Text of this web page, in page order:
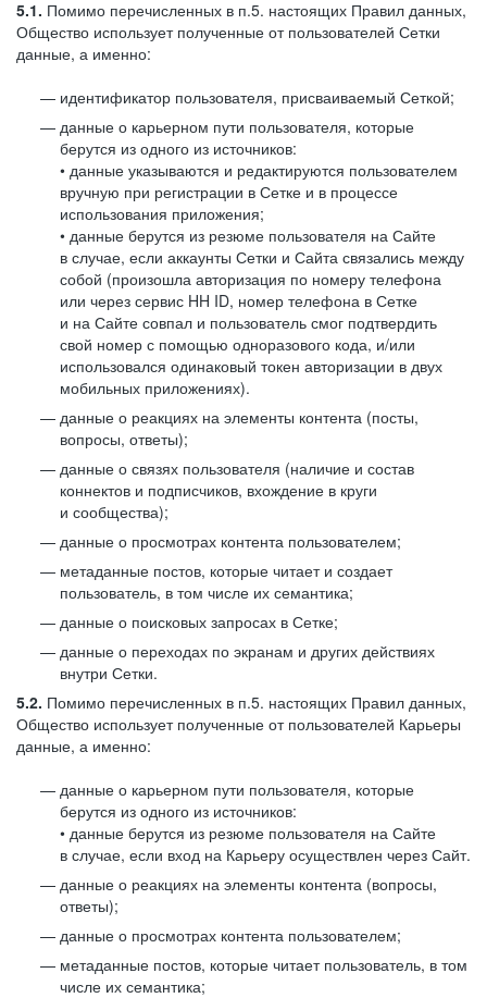
5.1. Помимо перечисленных в п.5. настоящих Правил данных,
Общество использует полученные от пользователей Сетки
данные, а именно:
идентификатор пользователя, присваиваемый Сеткой;
данные о карьерном пути пользователя, которые
берутся из одного из источников:
• данные указываются и редактируются пользователем
вручную при регистрации в Сетке и в процессе
использования приложения;
• данные берутся из резюме пользователя на Сайте
в случае, если аккаунты Сетки и Сайта связались между
собой (произошла авторизация по номеру телефона
или через сервис HH ID, номер телефона в Сетке
и на Сайте совпал и пользователь смог подтвердить
свой номер с помощью одноразового кода, и/или
использовался одинаковый токен авторизации в двух
мобильных приложениях).
данные о реакциях на элементы контента (посты,
вопросы, ответы);
данные о связях пользователя (наличие и состав
коннектов и подписчиков, вхождение в круги
и сообщества);
данные о просмотрах контента пользователем;
метаданные постов, которые читает и создает
пользователь, в том числе их семантика;
данные о поисковых запросах в Сетке;
данные о переходах по экранам и других действиях
внутри Сетки.
5.2. Помимо перечисленных в п.5. настоящих Правил данных,
Общество использует полученные от пользователей Карьеры
данные, а именно:
данные о карьерном пути пользователя, которые
берутся из одного из источников:
• данные берутся из резюме пользователя на Сайте
в случае, если вход на Карьеру осуществлен через Сайт.
данные о реакциях на элементы контента (вопросы,
ответы);
данные о просмотрах контента пользователем;
метаданные постов, которые читает пользователь, в том
числе их семантика;